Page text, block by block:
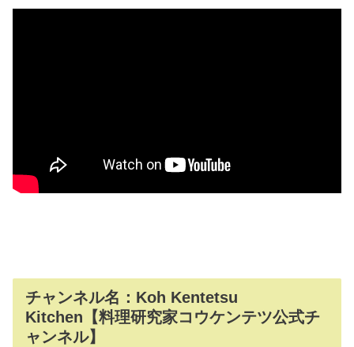
チャンネル名：Koh Kentetsu
Kitchen【料理研究家コウケンテツ公式チ
ャンネル】